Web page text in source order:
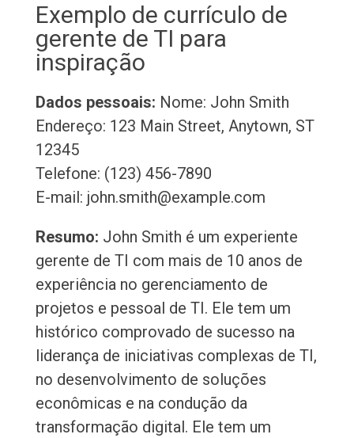
Exemplo de currículo de
gerente de TI para
inspiração
Dados pessoais: Nome: John Smith
Endereço: 123 Main Street, Anytown, ST
12345
Telefone: (123) 456-7890
E-mail: john.smith@example.com
Resumo: John Smith é um experiente
gerente de TI com mais de 10 anos de
experiência no gerenciamento de
projetos e pessoal de TI. Ele tem um
histórico comprovado de sucesso na
liderança de iniciativas complexas de TI,
no desenvolvimento de soluções
econômicas e na condução da
transformação digital. Ele tem um